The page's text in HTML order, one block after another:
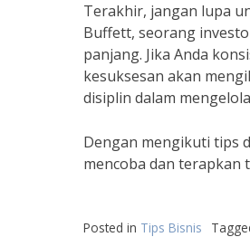
Terakhir, jangan lupa
Buffett, seorang
panjang. Jika Anda
kesuksesan akan
disiplin dalam
Dengan mengikuti tips
mencoba dan terapkan
Posted in Tips Bisnis